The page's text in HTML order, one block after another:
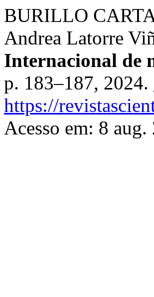
BURILLO
Andrea Latorre
Internacional de
p. 183–187, 2024.
https://
Acesso em: 8 aug.